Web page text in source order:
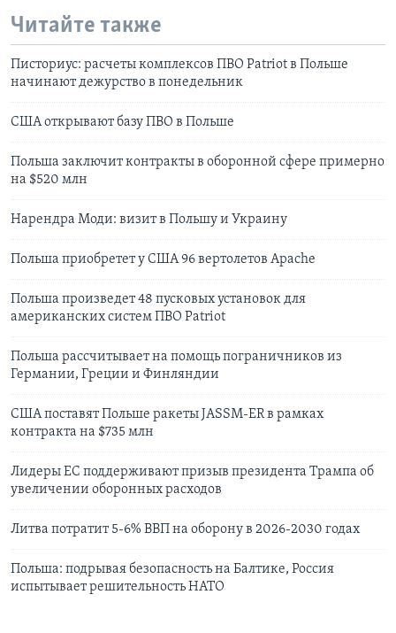
Читайте также
Писториус: расчеты комплексов ПВО Patriot в Польше
начинают дежурство в понедельник
США открывают базу ПВО в Польше
Польша заключит контракты в оборонной сфере примерно
на $520 млн
Нарендра Моди: визит в Польшу и Украину
Польша приобретет у США 96 вертолетов Apache
Польша произведет 48 пусковых установок для
американских систем ПВО Patriot
Польша рассчитывает на помощь пограничников из
Германии, Греции и Финляндии
США поставят Польше ракеты JASSM-ER в рамках
контракта на $735 млн
Лидеры ЕС поддерживают призыв президента Трампа об
увеличении оборонных расходов
Литва потратит 5-6% ВВП на оборону в 2026-2030 годах
Польша: подрывая безопасность на Балтике, Россия
испытывает решительность НАТО